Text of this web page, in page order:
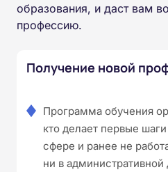
образования, и даст вам
профессию.
Получение новой
Программа обучения
кто делает первые
сфере и ранее не
ни в